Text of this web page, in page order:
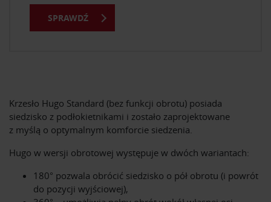
Krzesło Hugo Standard (bez funkcji obrotu) posiada
siedzisko z podłokietnikami i zostało zaprojektowane
z myślą o optymalnym komforcie siedzenia.
Hugo w wersji obrotowej występuje w dwóch wariantach:
180° pozwala obrócić siedzisko o pół obrotu (i powrót
do pozycji wyjściowej),
SPRAWDŹ